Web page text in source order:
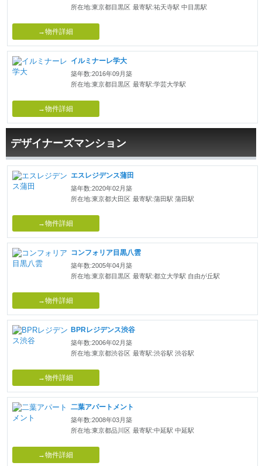
所在地:東京都目黒区 最寄駅:祐天寺駅 中目黒駅
→物件詳細
イルミナーレ学大
築年数:2016年09月築
所在地:東京都目黒区 最寄駅:学芸大学駅
→物件詳細
デザイナーズマンション
エスレジデンス蒲田
築年数:2020年02月築
所在地:東京都大田区 最寄駅:蒲田駅 蒲田駅
→物件詳細
コンフォリア目黒八雲
築年数:2005年04月築
所在地:東京都目黒区 最寄駅:都立大学駅 自由が丘駅
→物件詳細
BPRレジデンス渋谷
築年数:2006年02月築
所在地:東京都渋谷区 最寄駅:渋谷駅 渋谷駅
→物件詳細
二葉アパートメント
築年数:2008年03月築
所在地:東京都品川区 最寄駅:中延駅 中延駅
→物件詳細